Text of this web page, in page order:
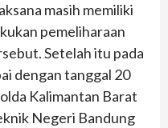
masih memiliki
pemeliharaan
Setelah itu pada
dengan tanggal 20
Kalimantan Barat
Negeri Bandung